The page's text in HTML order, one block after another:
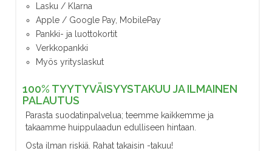
Lasku / Klarna
Apple / Google Pay, MobilePay
Pankki- ja luottokortit
Verkkopankki
Myös yrityslaskut
100% TYYTYVÄISYYSTAKUU JA ILMAINEN
PALAUTUS
Parasta suodatinpalvelua; teemme kaikkemme ja
takaamme huippulaadun edulliseen hintaan.
Osta ilman riskiä. Rahat takaisin -takuu!